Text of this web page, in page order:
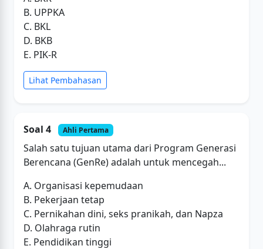
B. UPPKA
C. BKL
D. BKB
E. PIK-R
Lihat Pembahasan
Soal 4 Ahli Pertama
Salah satu tujuan utama dari Program Generasi
Berencana (GenRe) adalah untuk mencegah...
A. Organisasi kepemudaan
B. Pekerjaan tetap
C. Pernikahan dini, seks pranikah, dan Napza
D. Olahraga rutin
E. Pendidikan tinggi